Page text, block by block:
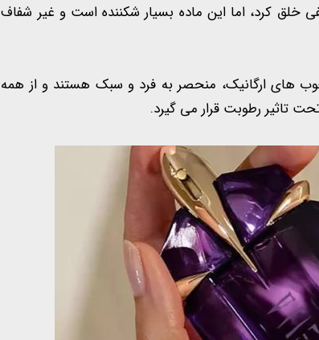
خلق کرد، اما این ماده بسیار شکننده است و غیر شفاف
های ارگانیک، منحصر به فرد و سبک هستند و از همه
تاثیر رطوبت قرار می گیرد.